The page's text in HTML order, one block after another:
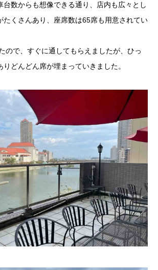
台数からも想像できる通り、店内も広々とし
たくさんあり、座席数は65席も用意されてい
ので、すぐに通してもらえましたが、ひっ
りどんどん席が埋まっていきました。